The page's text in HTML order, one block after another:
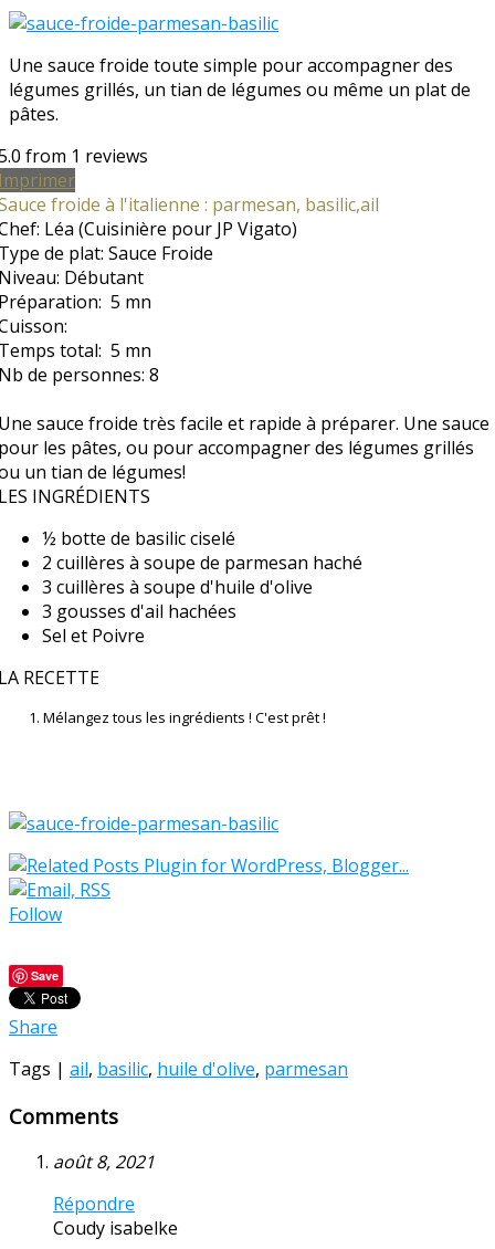
Une sauce froide toute simple pour accompagner des
légumes grillés, un tian de légumes ou même un plat de
pâtes.
from 1 reviews
froide à l'italienne : parmesan, basilic,ail
Léa (Cuisinière pour JP Vigato)
de plat: Sauce Froide
Débutant
5 mn
total: 5 mn
de personnes: 8
sauce froide très facile et rapide à préparer. Une sauce
les pâtes, ou pour accompagner des légumes grillés
un tian de légumes!
INGRÉDIENTS
½ botte de basilic ciselé
2 cuillères à soupe de parmesan haché
3 cuillères à soupe d'huile d'olive
3 gousses d'ail hachées
Sel et Poivre
RECETTE
Mélangez tous les ingrédients ! C'est prêt !
Follow
Save
Share
Tags | ail, basilic, huile d'olive, parmesan
Comments
août 8, 2021
Répondre
Coudy isabelke